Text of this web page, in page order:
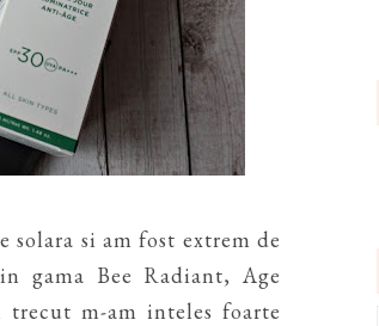
si am fost extrem de
gama Bee Radiant, Age
m-am inteles foarte